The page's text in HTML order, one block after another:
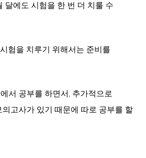
달에도 시험을 한 번 더 치룰 수
험을 치루기 위해서는 준비를
서 공부를 하면서, 추가적으로
고사가 있기 때문에 따로 공부를 할